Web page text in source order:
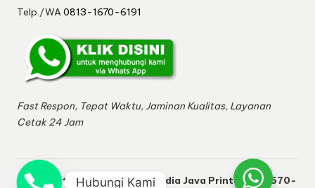
Telp./WA0813-1670-6191
Fast Respon, Tepat Waktu, Jaminan Kualitas, Layanan
Cetak 24 Jam
Copyright 2026 —M2 MitraMedia Java Print 0813-1670-
Hubungi Kami